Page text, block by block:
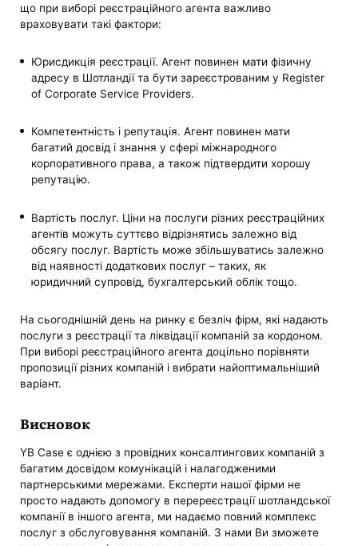
що при виборі реєстраційного агента важливо
враховувати такі фактори:
Юрисдикція реєстрації. Агент повинен мати фізичну
адресу в Шотландії та бути зареєстрованим у Register
of Corporate Service Providers.
Компетентність і репутація. Агент повинен мати
багатий досвід і знання у сфері міжнародного
корпоративного права, а також підтвердити хорошу
репутацію.
Вартість послуг. Ціни на послуги різних реєстраційних
агентів можуть суттєво відрізнятись залежно від
обсягу послуг. Вартість може збільшуватись залежно
від наявності додаткових послуг – таких, як
юридичний супровід, бухгалтерський облік тощо.
На сьогоднішній день на ринку є безліч фірм, які надають
послуги з реєстрації та ліквідації компаній за кордоном.
При виборі реєстраційного агента доцільно порівняти
пропозиції різних компаній і вибрати найоптимальніший
варіант.
Висновок
YB Case є однією з провідних консалтингових компаній з
багатим досвідом комунікацій і налагодженими
партнерськими мережами. Експерти нашої фірми не
просто надають допомогу в перереєстрації шотландської
компанії в іншого агента, ми надаємо повний комплекс
послуг з обслуговування компаній. З нами Ви зможете